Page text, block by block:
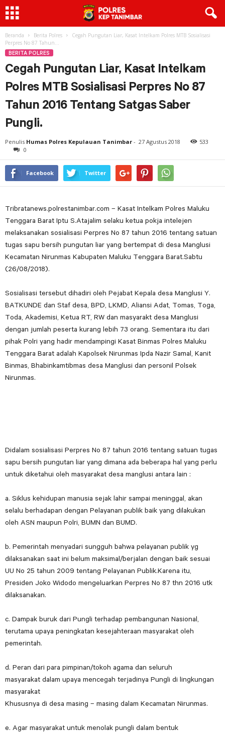
Beranda Berita Polres
Cegah Pungutan Liar, Kasat Intelkam Polres MTB Sosialisasi
Perpres No 87 Tahun...
BERITA POLRES
Cegah Pungutan Liar, Kasat Intelkam
Polres MTB Sosialisasi Perpres No 87
Tahun 2016 Tentang Satgas Saber
Pungli.
Penulis Humas Polres Kepulauan Tanimbar - 27 Agustus 2018
533
0
Facebook Twitter
Tribratanews.polrestanimbar.com – Kasat Intelkam Polres Maluku
Tenggara Barat Iptu S.Atajalim selaku ketua pokja intelejen
melaksanakan sosialisasi Perpres No 87 tahun 2016 tentang satuan
tugas sapu bersih pungutan liar yang bertempat di desa Manglusi
Kecamatan Nirunmas Kabupaten Maluku Tenggara Barat.Sabtu
(26/08/2018).
Sosialisasi tersebut dihadiri oleh Pejabat Kepala desa Manglusi Y.
BATKUNDE dan Staf desa, BPD, LKMD, Aliansi Adat, Tomas, Toga,
Toda, Akademisi, Ketua RT, RW dan masyarakt desa Manglusi
dengan jumlah peserta kurang lebih 73 orang. Sementara itu dari
pihak Polri yang hadir mendampingi Kasat Binmas Polres Maluku
Tenggara Barat adalah Kapolsek Nirunmas Ipda Nazir Samal, Kanit
Binmas, Bhabinkamtibmas desa Manglusi dan personil Polsek
Nirunmas.
Didalam sosialisasi Perpres No 87 tahun 2016 tentang satuan tugas
sapu bersih pungutan liar yang dimana ada beberapa hal yang perlu
untuk diketahui oleh masyarakat desa manglusi antara lain :
a. Siklus kehidupan manusia sejak lahir sampai meninggal, akan
selalu berhadapan dengan Pelayanan publik baik yang dilakukan
oleh ASN maupun Polri, BUMN dan BUMD.
b. Pemerintah menyadari sungguh bahwa pelayanan publik yg
dilaksanakan saat ini belum maksimal/berjalan dengan baik sesuai
UU No 25 tahun 2009 tentang Pelayanan Publik.Karena itu,
Presiden Joko Widodo mengeluarkan Perpres No 87 thn 2016 utk
dilaksanakan.
c. Dampak buruk dari Pungli terhadap pembangunan Nasional,
terutama upaya peningkatan kesejahteraan masyarakat oleh
pemerintah.
d. Peran dari para pimpinan/tokoh agama dan seluruh
masyarakat dalam upaya mencegah terjadinya Pungli di lingkungan
masyarakat
Khususnya di desa masing – masing dalam Kecamatan Nirunmas.
e. Agar masyarakat untuk menolak pungli dalam bentuk